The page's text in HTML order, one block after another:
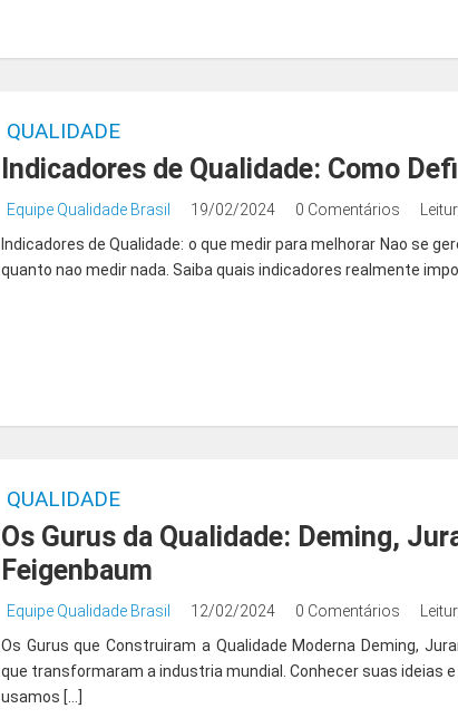
QUALIDADE
Indicadores de Qualidade: Como
Equipe Qualidade Brasil 19/02/2024 0 Comentários
Indicadores de Qualidade: o que medir para melhorar Nao se
quanto nao medir nada. Saiba quais indicadores realmente
QUALIDADE
Os Gurus da Qualidade: Deming,
Feigenbaum
Equipe Qualidade Brasil 12/02/2024 0 Comentários
Os Gurus que Construiram a Qualidade Moderna Deming,
que transformaram a industria mundial. Conhecer suas ideias
usamos […]